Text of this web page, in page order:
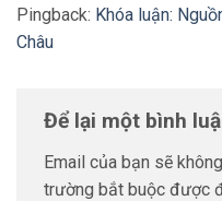
Pingback: Khóa luận:
Châu
Để lại một bình
Email của bạn sẽ
trường bắt buộc được